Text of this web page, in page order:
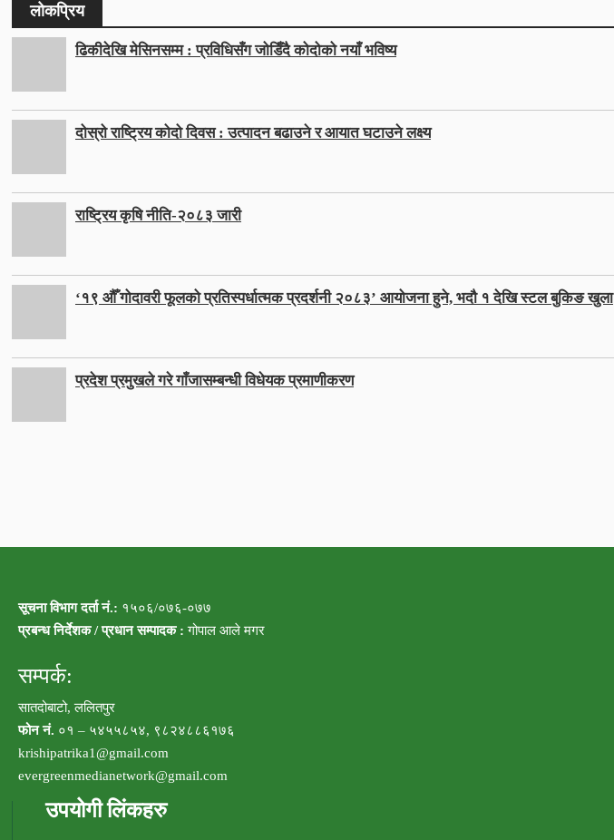
लोकप्रिय
ढिकीदेखि मेसिनसम्म : प्रविधिसँग जोडिँदै कोदोको नयाँ भविष्य
दोस्रो राष्ट्रिय कोदो दिवस : उत्पादन बढाउने र आयात घटाउने लक्ष्य
राष्ट्रिय कृषि नीति-२०८३ जारी
‘१९ औँ गोदावरी फूलको प्रतिस्पर्धात्मक प्रदर्शनी २०८३’ आयोजना हुने, भदौ १ देखि स्टल बुकिङ खुला
प्रदेश प्रमुखले गरे गाँजासम्बन्धी विधेयक प्रमाणीकरण
सूचना विभाग दर्ता नं.: १५०६/०७६-०७७
प्रबन्ध निर्देशक / प्रधान सम्पादक : गोपाल आले मगर
सम्पर्क:
सातदोबाटो, ललितपुर
फोन नं. ०१ – ५४५५८५४, ९८२४८८६१७६
krishipatrika1@gmail.com
evergreenmedianetwork@gmail.com
उपयोगी लिंकहरु